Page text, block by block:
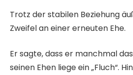
Trotz der stabilen Beziehung
Zweifel an einer erneuten Ehe.
Er sagte, dass er manchmal
seinen Ehen liege ein „Fluch“.